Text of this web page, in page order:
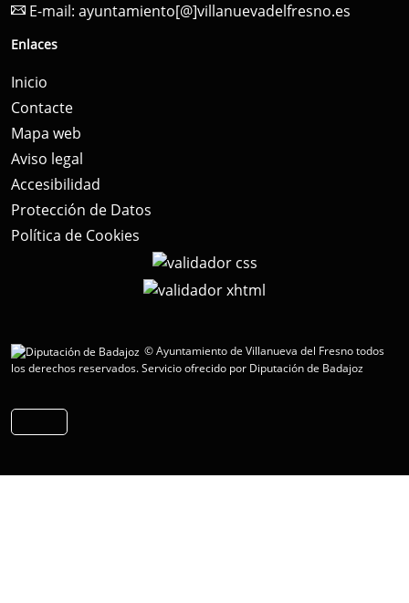
E-mail: ayuntamiento[@]villanuevadelfresno.es
Enlaces
Inicio
Contacte
Mapa web
Aviso legal
Accesibilidad
Protección de Datos
Política de Cookies
© Ayuntamiento de Villanueva del Fresno todos
los derechos reservados.Servicio ofrecido por Diputación de Badajoz